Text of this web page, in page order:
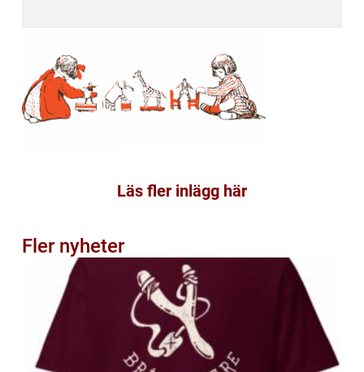
Läs fler inlägg här
Fler nyheter